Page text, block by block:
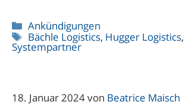
Kategorien
Ankündigungen
Schlagwörter
Bächle Logistics, Hugger Logistics,
Systempartner
18. Januar 2024von Beatrice Maisch